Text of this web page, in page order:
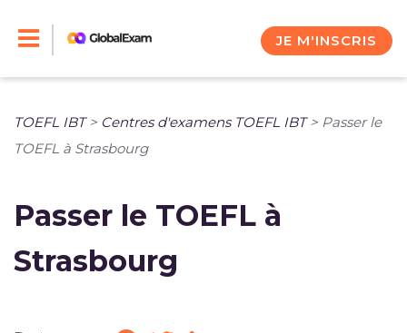
JE M'INSCRIS
TOEFL IBT> Centres d'examens TOEFL IBT> Passer le
TOEFL à Strasbourg
Passer le TOEFL à
Strasbourg